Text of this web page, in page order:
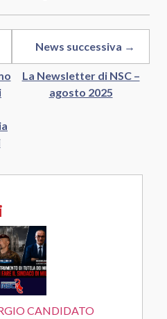
News successiva →
La Newsletter di NSC –
agosto 2025
CANDIDATO